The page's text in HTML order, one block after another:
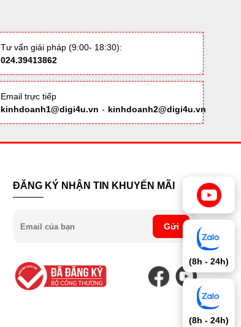
Tư vấn giải pháp (9:00- 18:30):
024.39413862
Email trực tiếp
kinhdoanh1@digi4u.vn - kinhdoanh2@digi4u.vn
ĐĂNG KÝ NHẬN TIN KHUYẾN MÃI
Gửi
(8h - 24h)
(8h - 24h)